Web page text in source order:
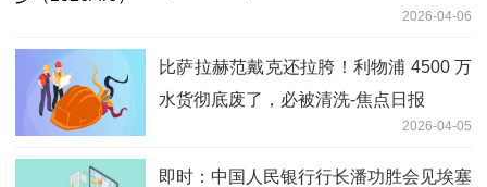
2026-04-06
比萨拉赫范戴克还拉胯！利物浦 4500 万
水货彻底废了，必被清洗-焦点日报
2026-04-05
即时：中国人民银行行长潘功胜会见埃塞